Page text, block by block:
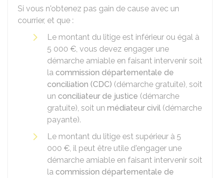
Si vous n'obtenez pas gain de cause avec un
courrier, et que :
Le montant du litige est inférieur ou égal à
5 000 €, vous devez engager une
démarche amiable en faisant intervenir soit
la commission départementale de
conciliation (CDC) (démarche gratuite), soit
un conciliateur de justice (démarche
gratuite), soit un médiateur civil (démarche
payante).
Le montant du litige est supérieur à 5
000 €, il peut être utile d'engager une
démarche amiable en faisant intervenir soit
la commission départementale de